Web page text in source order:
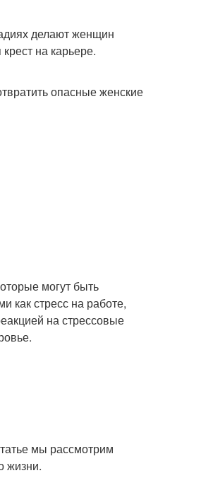
делают женщин
на карьере.
опасные женские
могут быть
стресс на работе,
на стрессовые
мы рассмотрим
жизни.